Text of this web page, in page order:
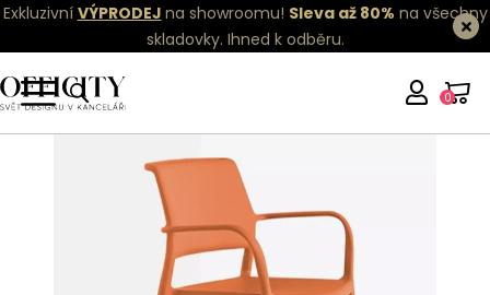
Exkluzivní VÝPRODEJ na showroomu! Sleva až 80% na všechny
skladovky. Ihned k odběru.
0